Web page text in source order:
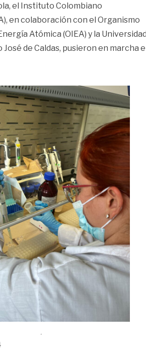
el Instituto Colombiano
en colaboración con el Organismo
Atómica (OIEA) y la
de Caldas, pusieron en marcha